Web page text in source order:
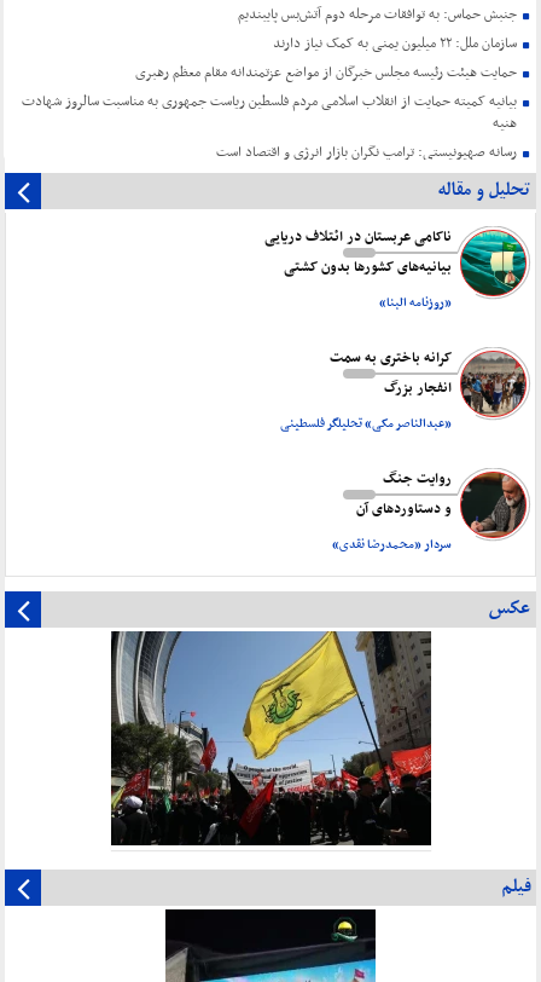
جنبش حماس: به توافقات مرحله دوم آتش‌بس پایبندیم
سازمان ملل: ۲۲ میلیون یمنی به کمک نیاز دارند
حمایت هیئت رئیسه مجلس خبرگان از مواضع عزتمندانه مقام معظم رهبری
بیانیه کمیته حمایت از انقلاب اسلامی مردم فلسطین ریاست جمهوری به مناسبت سالروز شهادت
هنیه
رسانه صهیونیستی: ترامپ نگران بازار انرژی و اقتصاد است
تحلیل و مقاله
ناکامی عربستان در ائتلاف دریایی
بیانیه‌های کشورها بدون کشتی
«روزنامه البنا»
کرانه باختری به سمت
انفجار بزرگ
«عبدالناصر مکی» تحلیلگر فلسطینی
روایت جنگ
و دستاورد‌های آن
سردار «محمدرضا نقدی»
عکس
فیلم